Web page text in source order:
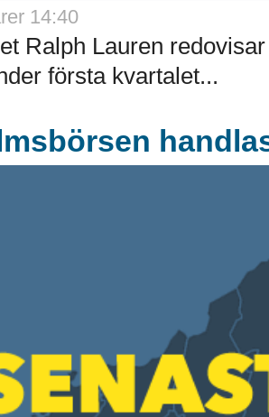
14:40
Ralph Lauren
första kvartalet...